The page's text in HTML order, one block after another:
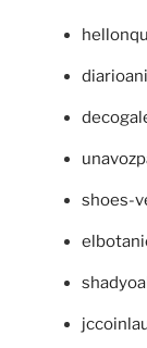
shoes-